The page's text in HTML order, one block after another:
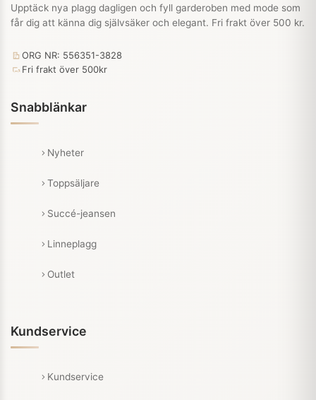
Upptäck nya plagg dagligen och fyll garderoben med mode som
får dig att känna dig självsäker och elegant. Fri frakt över 500 kr.
ORG NR: 556351-3828
Fri frakt över 500kr
Snabblänkar
Nyheter
Toppsäljare
Succé-jeansen
Linneplagg
Outlet
Kundservice
Kundservice